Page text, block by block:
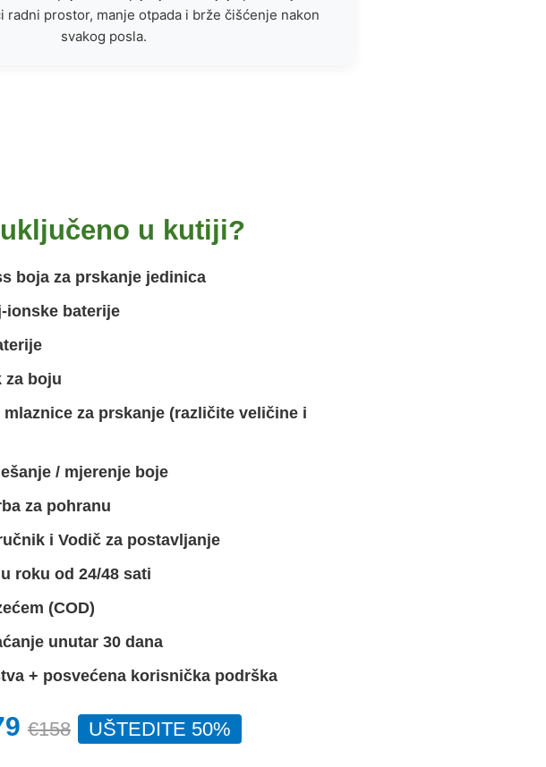
radni prostor, manje otpada i brže čišćenje nakon
svakog posla.
u kutiji?
boja za prskanje jedinica
ionske baterije
za boju
mlaznice za prskanje (različite veličine i
/ mjerenje boje
za pohranu
i Vodič za postavljanje
roku od 24/48 sati
(COD)
unutar 30 dana
+ posvećena korisnička podrška
€158 UŠTEDITE 50%